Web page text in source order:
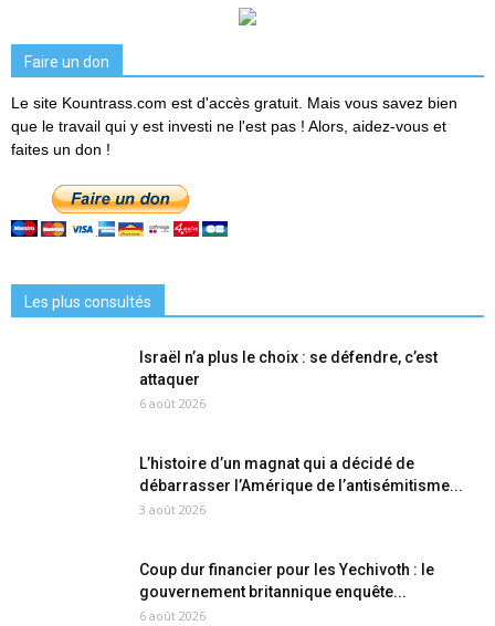
Faire un don
Le site Kountrass.com est d'accès gratuit. Mais vous savez bien
que le travail qui y est investi ne l'est pas ! Alors, aidez-vous et
faites un don !
Les plus consultés
Israël n’a plus le choix : se défendre, c’est
attaquer
6 août 2026
L’histoire d’un magnat qui a décidé de
débarrasser l’Amérique de l’antisémitisme...
3 août 2026
Coup dur financier pour les Yechivoth : le
gouvernement britannique enquête...
6 août 2026